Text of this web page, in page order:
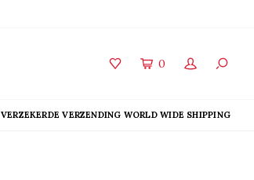
0
VERZEKERDE VERZENDING WORLD WIDE SHIPPING